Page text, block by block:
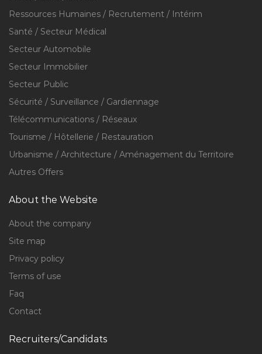
Ressources Humaines / Recrutement / Intérim
Santé / Secteur Médical
Secteur Automobile
Secteur Immobilier
Secteur Public
Sécurité / Surveillance / Gardiennage
Télécommunications / Réseaux
Tourisme / Hôtellerie / Restauration
Urbanisme / Architecture / Aménagement du Territoire
Autres Offers
About the Website
About the company
Site map
Privacy policy
Terms of use
Faq
Contact
Recruiters/Candidats